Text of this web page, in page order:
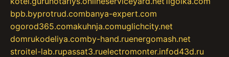
bpb.byprotrud.combanya-expert.com
ogorod365.comakuhnja.comuglichcity.net
domrukodeliya.comby-hand.ruenergomash.net
stroitel-lab.rupassat3.ruelectromonter.infod43d.ru